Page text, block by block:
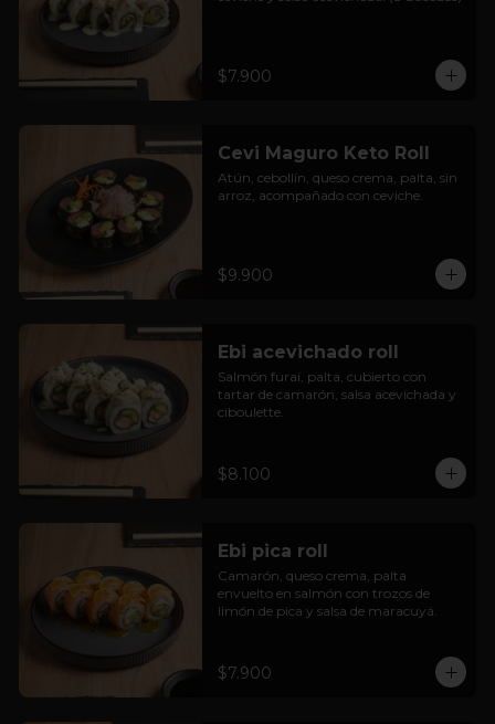
$7.900
Cevi Maguro Keto Roll
Atún, cebollín, queso crema, palta, sin
arroz, acompañado con ceviche.
$9.900
Ebi acevichado roll
Salmón furai, palta, cubierto con
tartar de camarón, salsa acevichada y
ciboulette.
$8.100
Ebi pica roll
Camarón, queso crema, palta
envuelto en salmón con trozos de
limón de pica y salsa de maracuyá.
$7.900